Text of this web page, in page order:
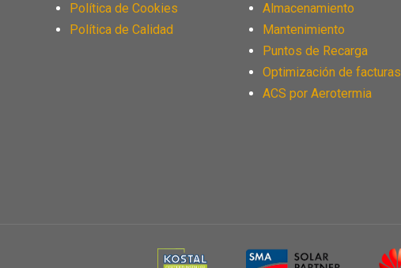
Política de Cookies
Política de Calidad
Almacenamiento
Mantenimiento
Puntos de Recarga
Optimización de facturas
ACS por Aerotermia